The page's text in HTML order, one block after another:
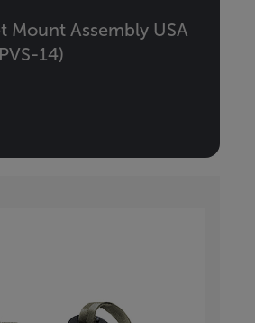
Mount Assembly USA
14)